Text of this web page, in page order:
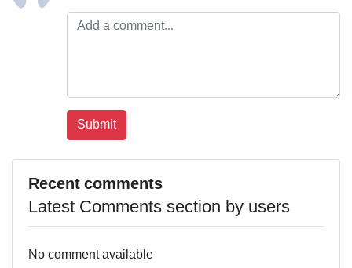
Recent comments
Latest Comments section by users
No comment available